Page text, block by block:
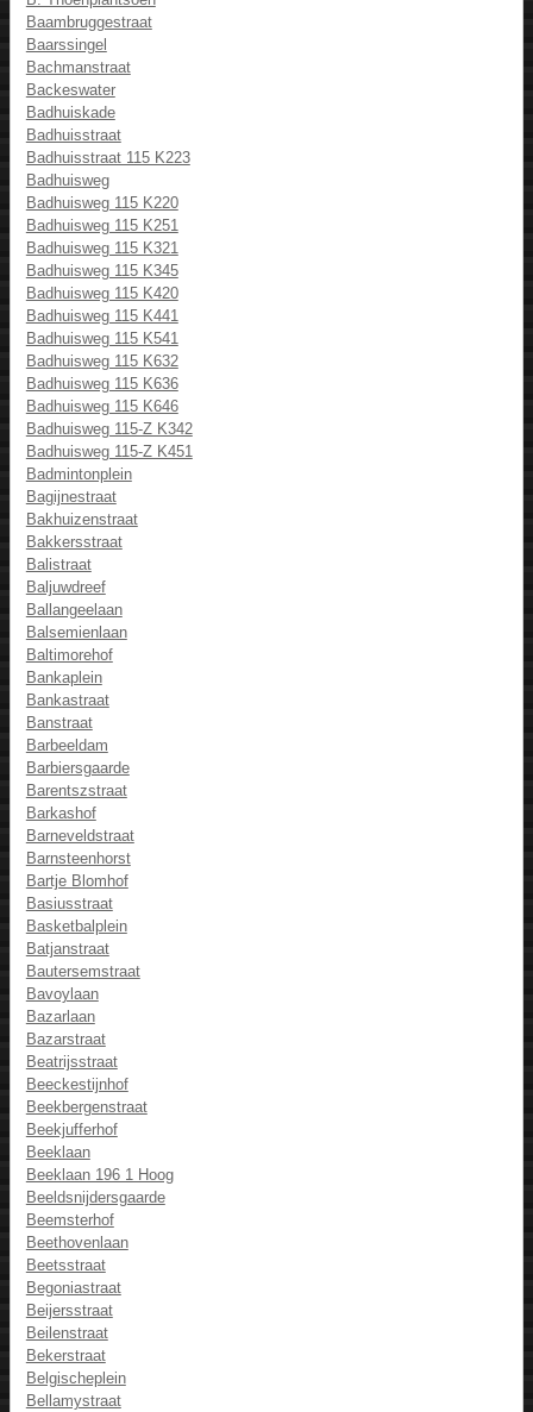
Baambruggestraat
Baarssingel
Bachmanstraat
Backeswater
Badhuiskade
Badhuisstraat
Badhuisstraat 115 K223
Badhuisweg
Badhuisweg 115 K220
Badhuisweg 115 K251
Badhuisweg 115 K321
Badhuisweg 115 K345
Badhuisweg 115 K420
Badhuisweg 115 K441
Badhuisweg 115 K541
Badhuisweg 115 K632
Badhuisweg 115 K636
Badhuisweg 115 K646
Badhuisweg 115-Z K342
Badhuisweg 115-Z K451
Badmintonplein
Bagijnestraat
Bakhuizenstraat
Bakkersstraat
Balistraat
Baljuwdreef
Ballangeelaan
Balsemienlaan
Baltimorehof
Bankaplein
Bankastraat
Banstraat
Barbeeldam
Barbiersgaarde
Barentszstraat
Barkashof
Barneveldstraat
Barnsteenhorst
Bartje Blomhof
Basiusstraat
Basketbalplein
Batjanstraat
Bautersemstraat
Bavoylaan
Bazarlaan
Bazarstraat
Beatrijsstraat
Beeckestijnhof
Beekbergenstraat
Beekjufferhof
Beeklaan
Beeklaan 196 1 Hoog
Beeldsnijdersgaarde
Beemsterhof
Beethovenlaan
Beetsstraat
Begoniastraat
Beijersstraat
Beilenstraat
Bekerstraat
Belgischeplein
Bellamystraat